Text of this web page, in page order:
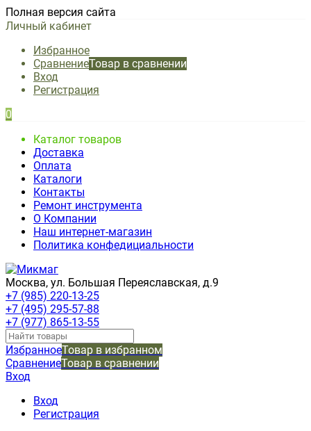
Полная версия сайта
Личный кабинет
Избранное
СравнениеТовар в сравнении
Вход
Регистрация
0
Каталог товаров
Доставка
Оплата
Каталоги
Контакты
Ремонт инструмента
О Компании
Наш интернет-магазин
Политика конфедициальности
Москва, ул. Большая Переяславская, д.9
+7 (985) 220-13-25
+7 (495) 295-57-88
+7 (977) 865-13-55
ИзбранноеТовар в избранном
СравнениеТовар в сравнении
Вход
Вход
Регистрация